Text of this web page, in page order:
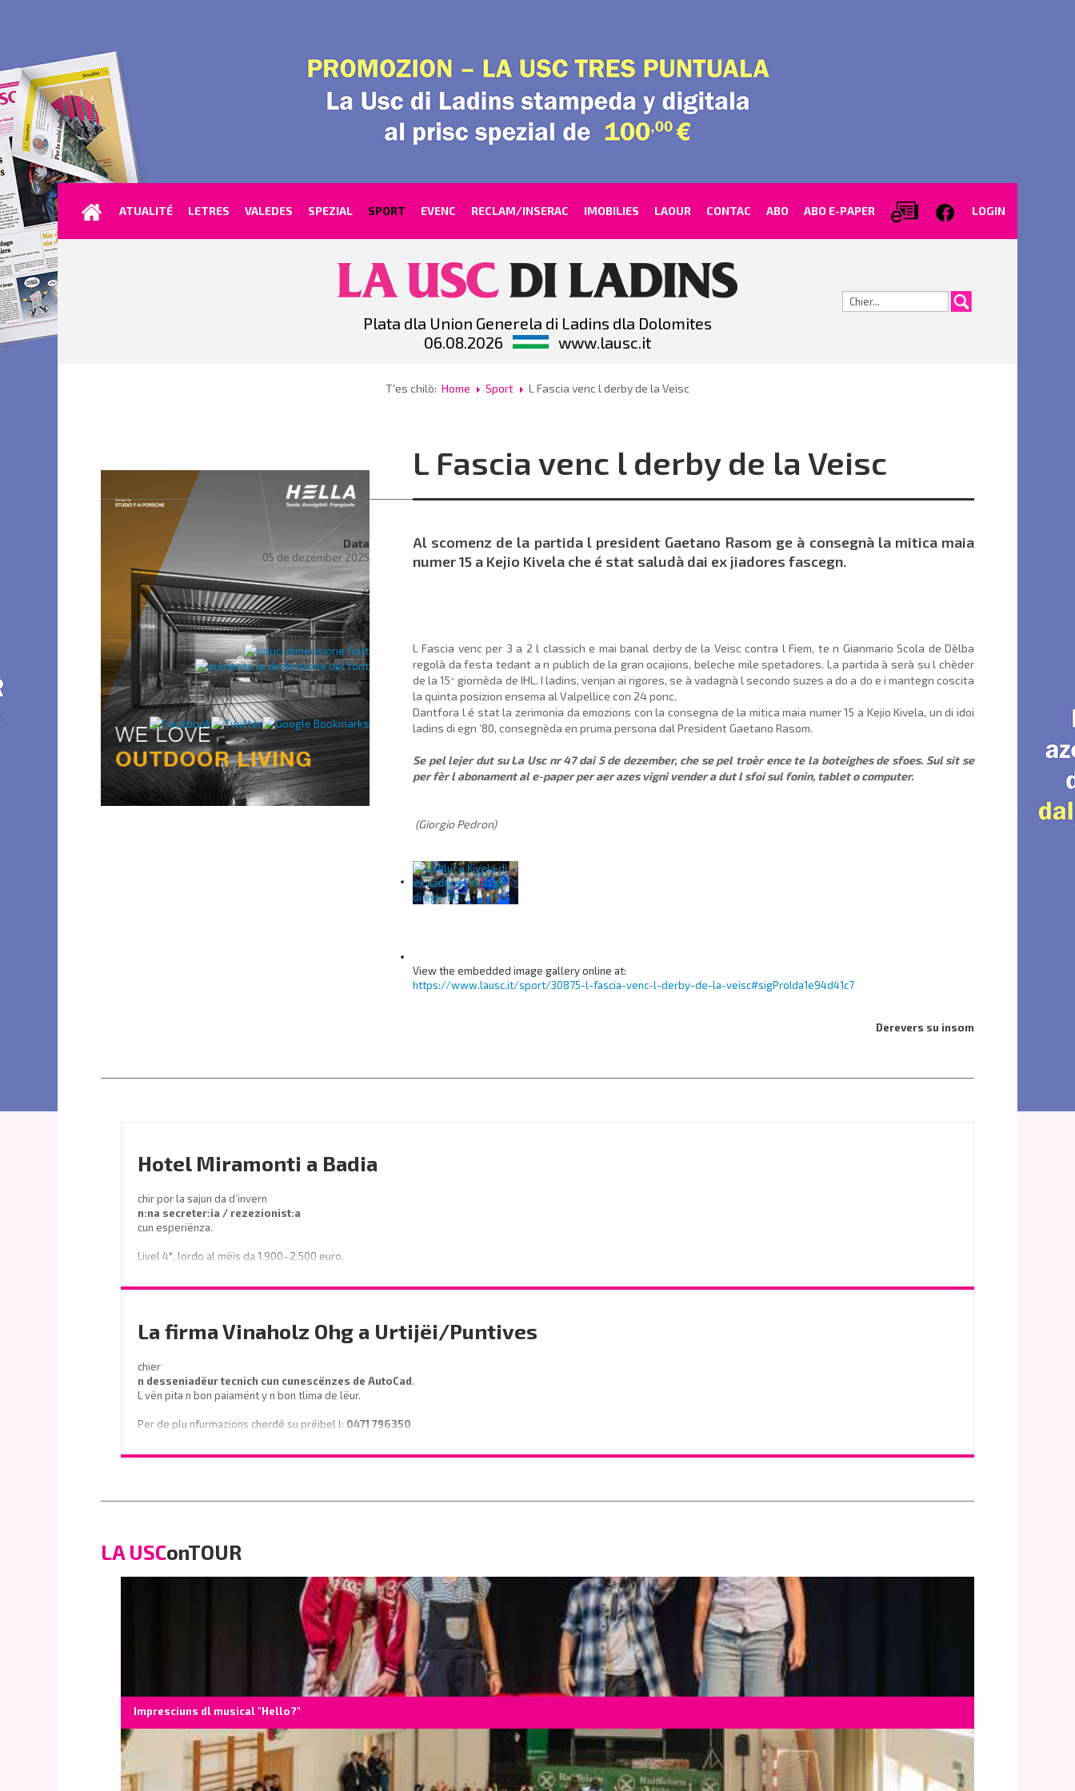
ATUALITÉ LETRES VALEDES SPEZIAL SPORT EVENC RECLAM/INSERAC IMOBILIES LAOUR CONTAC ABO ABO E-PAPER LOGIN
Plata dla Union Generela di Ladins dla Dolomites
06.08.2026
www.lausc.it
Cerca...
T'es chilò: Home Sport L Fascia venc l derby de la Veisc
L Fascia venc l derby de la Veisc
Data
05 de dezember 2025
Galaria retrac
Grandeza scritura
Social
Al scomenz de la partida l president Gaetano Rasom ge à consegnà la mitica maia
numer 15 a Kejio Kivela che é stat saludà dai ex jiadores fascegn.
L Fascia venc per 3 a 2 l classich e mai banal derby de la Veisc contra l Fiem, te n Gianmario Scola de Dèlba
regolà da festa tedant a n publich de la gran ocajions, beleche mile spetadores. La partida à serà su l chèder
de la 15^ giornèda de IHL. I ladins, venjan ai rigores, se à vadagnà l secondo suzes a do a do e i mantegn coscita
la quinta posizion ensema al Valpellice con 24 ponc.
Dantfora l é stat la zerimonia da emozions con la consegna de la mitica maia numer 15 a Kejio Kivela, un di idoi
ladins di egn ’80, consegnèda en pruma persona dal President Gaetano Rasom.
Se pel lejer dut su La Usc nr 47 dai 5 de dezember, che se pel troèr ence te la boteighes de sfoes. Sul sit se
per fèr l abonament al e-paper per aer azes vigni vender a dut l sfoi sul fonin, tablet o computer.
(Giorgio Pedron)
View the embedded image gallery online at:
https://www.lausc.it/sport/30875-l-fascia-venc-l-derby-de-la-veisc#sigProIda1e94d41c7
Derevers su insom
Hotel Miramonti a Badia
chir por la sajun da d’invern
n:na secreter:ia / rezezionist:a
cun esperiënza.
Livel 4°, lordo al mëis da 1.900–2.500 euro.
Prëibel mené le curriculum a
o telefoné al0471 839661
La firma Vinaholz Ohg a Urtijëi/Puntives
chier
n desseniadëur tecnich cun cunescënzes de AutoCad.
L vën pita n bon paiamënt y n bon tlima de lëur.
Per de plu nfurmazions cherdé su prëibel l: 0471 796350
info@vinaholz.com
LA USConTOUR
Impresciuns dl musical "Hello?"